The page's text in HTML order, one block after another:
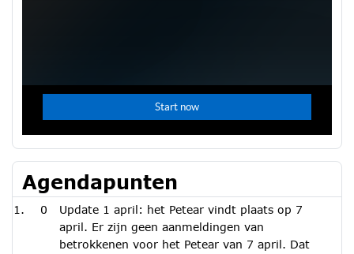
Agendapunten
0
Update 1 april: het Petear vindt plaats op 7
april. Er zijn geen aanmeldingen van
betrokkenen voor het Petear van 7 april. Dat